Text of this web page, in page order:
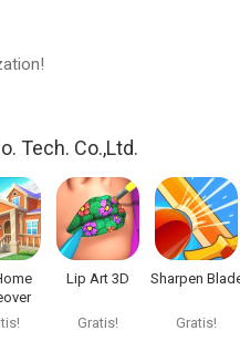
Tech. Co.,Ltd.
Lip Art 3D
Gratis!
Sharpen
Gratis!